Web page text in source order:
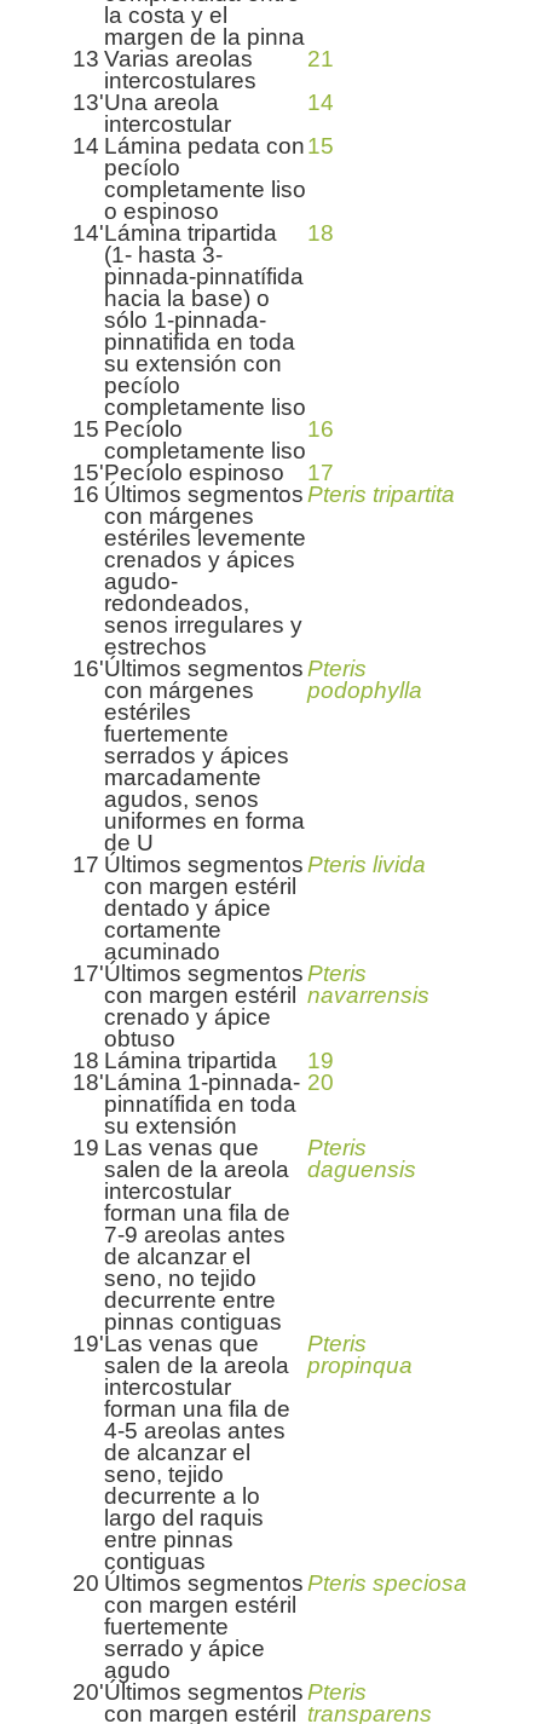
la costa y el
margen de la pinna
13 Varias areolas
intercostulares
21
13'Una areola
intercostular
14
14 Lámina pedata con
pecíolo
completamente liso
o espinoso
15
14'Lámina tripartida
(1- hasta 3-
pinnada-pinnatífida
hacia la base) o
sólo 1-pinnada-
pinnatifida en toda
su extensión con
pecíolo
completamente liso
18
15 Pecíolo
completamente liso
16
15'Pecíolo espinoso
17
16 Últimos segmentos
con márgenes
estériles levemente
crenados y ápices
agudo-
redondeados,
senos irregulares y
estrechos
Pteris tripartita
16'Últimos segmentos
con márgenes
estériles
fuertemente
serrados y ápices
marcadamente
agudos, senos
uniformes en forma
de U
Pteris
podophylla
17 Últimos segmentos
con margen estéril
dentado y ápice
cortamente
acuminado
Pteris livida
17'Últimos segmentos
con margen estéril
crenado y ápice
obtuso
Pteris
navarrensis
18 Lámina tripartida
19
18'Lámina 1-pinnada-
pinnatífida en toda
su extensión
20
19 Las venas que
salen de la areola
intercostular
forman una fila de
7-9 areolas antes
de alcanzar el
seno, no tejido
decurrente entre
pinnas contiguas
Pteris
daguensis
19'Las venas que
salen de la areola
intercostular
forman una fila de
4-5 areolas antes
de alcanzar el
seno, tejido
decurrente a lo
largo del raquis
entre pinnas
contiguas
Pteris
propinqua
20 Últimos segmentos
con margen estéril
fuertemente
serrado y ápice
agudo
Pteris speciosa
20'Últimos segmentos
con margen estéril
Pteris
transparens